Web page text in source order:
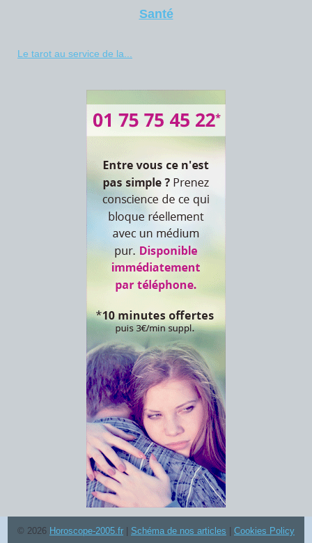
Santé
Le tarot au service de la...
© 2026 Horoscope-2005.fr | Schéma de nos articles | Cookies Policy